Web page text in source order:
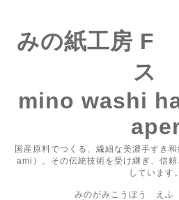
みの紙工房 F
ス
mino washi
国産原料でつくる、繊細な美濃手すき
ami）。その伝統技術を受け継ぎ、信
しています。
みのがみこうぼう えふ